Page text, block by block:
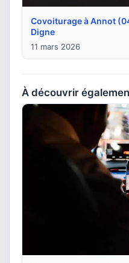
Covoiturage à Annot
Digne
11 mars 2026
À découvrir